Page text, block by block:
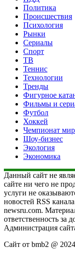
Политика
Происшествия
Психология
Рынки
Сериалы
Спорт
ТВ
Теннис
Технологии
Тренды
Фигурное
Фильмы и
Футбол
Хоккей
Чемпионат
Шоу-бизнес
Экология
Экономика
Данный сайт не
сайте ни чего не
услуги не
новостей RSS
newsru.com.
ответственность за
Администрация
Сайт от bmb2 @ 2024